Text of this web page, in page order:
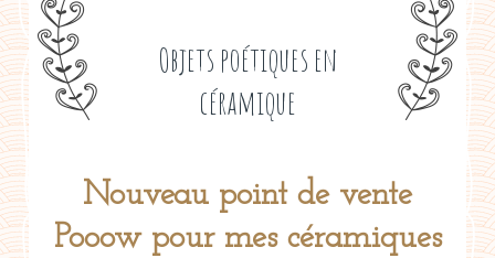
Objets poétiques en
céramique
Nouveau point de vente
Pooow pour mes céramiques
Post